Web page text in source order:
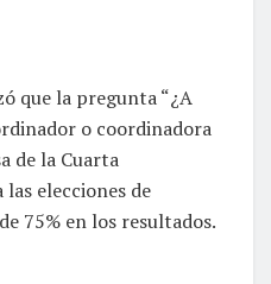
que la pregunta “¿A
o coordinadora
de la Cuarta
elecciones de
75% en los resultados.